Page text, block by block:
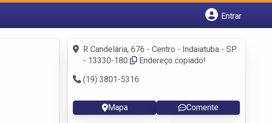
Entrar
Fazer login
Criar conta
R Candelária, 676 - Centro - Indaiatuba - SP
- 13330-180
Endereço copiado!
(19) 3801-5316
Mapa Comente